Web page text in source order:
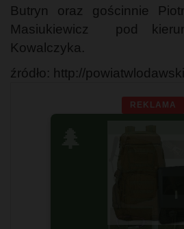
Butryn oraz gościnnie
Masiukiewicz pod
Kowalczyka.
źródło: http://
REKLAMA